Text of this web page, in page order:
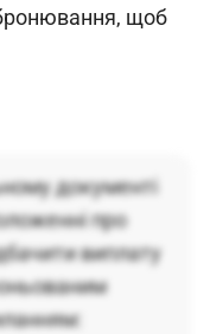
щоб
документі
про
виплату